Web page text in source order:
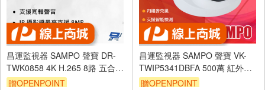
昌運監視器 SAMPO 聲寶 DR-
TWK0858 4K H.265 8路 五合一
監控主機
贈OPENPOINT
昌運監視器 SAMPO 聲寶 VK-
TWIP5341DBFA 500萬 紅外線
半球網路攝影機 內建麥克風 紅
贈OPENPOINT